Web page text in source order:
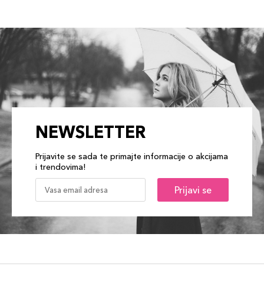
NEWSLETTER
Prijavite se sada te primajte informacije o akcijama
i trendovima!
Prijavi se